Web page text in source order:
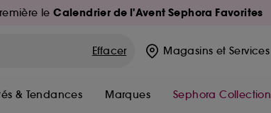
leCalendrier de l'Avent Sephora Favorites
Effacer Magasins et Services
& Tendances Marques Sephora Collection